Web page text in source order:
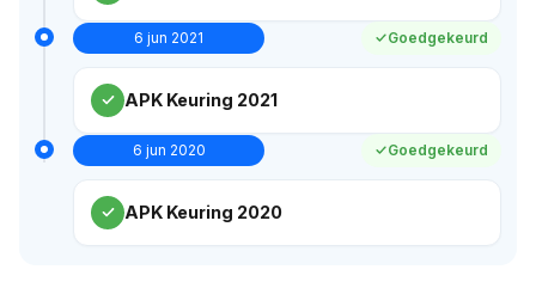
6 jun 2021 Goedgekeurd
APK Keuring 2021
6 jun 2020 Goedgekeurd
APK Keuring 2020